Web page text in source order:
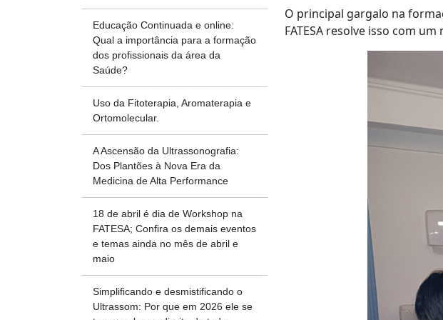
Educação Continuada e online:
Qual a importância para a formação
dos profissionais da área da
Saúde?
Uso da Fitoterapia, Aromaterapia e
Ortomolecular.
A Ascensão da Ultrassonografia:
Dos Plantões à Nova Era da
Medicina de Alta Performance
18 de abril é dia de Workshop na
FATESA; Confira os demais eventos
e temas ainda no mês de abril e
maio
Simplificando e desmistificando o
Ultrassom: Por que em 2026 ele se
O principal gargalo na
FATESA resolve isso com